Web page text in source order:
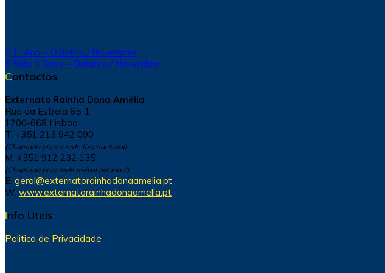
Navegação
de
1º Ano – Outubro / Novembro
Sala 4 Anos – Outubro / Novembro
Contactos
Externato Rainha Dona Amélia
Rua da Estrela 65-1,
1200-668 Lisboa
T. +351 213 942 090
(Chamada para a rede fixa nacional)
M. +351 912 232 135
(Chamada para rede móvel nacional)
E. geral@externatorainhadonaamelia.pt
W. www.externatorainhadonaamelia.pt
Info Uteis
Politica de Privacidade